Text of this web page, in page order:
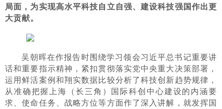
局面，为实现高水平科技自立自强、建设科技强国作出更
大贡献。
吴朝晖在作报告时围绕学习领会习近平总书记重要讲
话和重要指示精神，紧扣贯彻落实党中央重大决策部署，
运用鲜活案例和翔实数据比较分析了科技创新趋势规律，
从准确把握上海（长三角）国际科创中心建设的内涵要
求、使命任务、战略方位等方面作了深入讲解，就发挥国